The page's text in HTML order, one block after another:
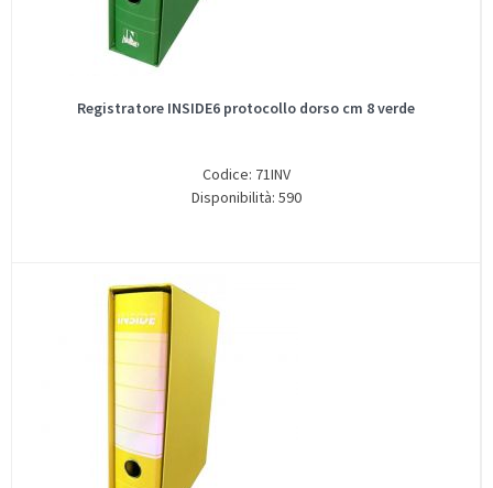
Registratore INSIDE6 protocollo dorso cm 8 verde
Codice: 71INV
Disponibilità: 590